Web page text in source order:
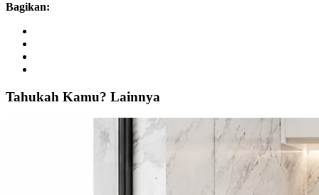
Bagikan:
Tahukah Kamu? Lainnya